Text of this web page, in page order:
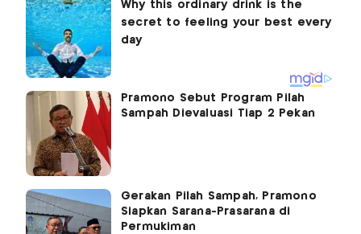
Pramono Sebut Program Pilah
Sampah Dievaluasi Tiap 2 Pekan
Gerakan Pilah Sampah, Pramono
Siapkan Sarana-Prasarana di
Permukiman